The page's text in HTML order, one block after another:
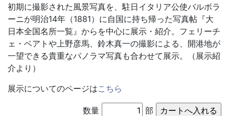
初期に撮影された風景写真を、駐日イタリア公使バルボラ
ーニが明治14年（1881）に自国に持ち帰った写真帖『大
日本全国名所一覧』からを中心に展示・紹介。フェリーチ
ェ・ベアトや上野彦馬、鈴木真一の撮影による、開港地が
一望できる貴重なパノラマ写真も合わせて展示。
（展示紹
介より）
展示についてのページはこちら
数量 部